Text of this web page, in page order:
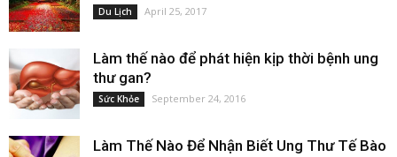
Du Lịch April 25, 2017
Làm thế nào để phát hiện kịp thời bệnh ung
thư gan?
Sức Khỏe September 24, 2016
Làm Thế Nào Để Nhận Biết Ung Thư Tế Bào